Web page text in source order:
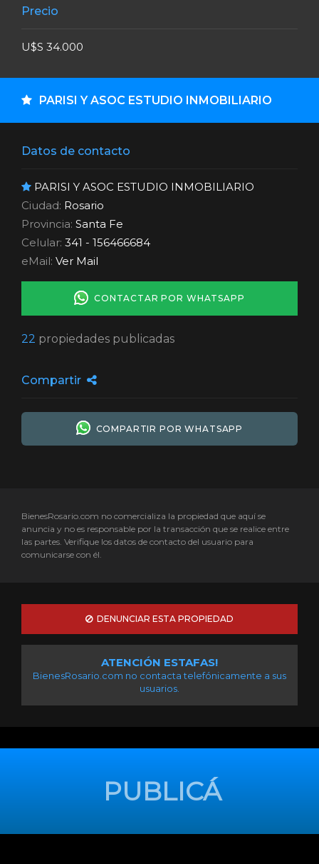
Precio
U$S 34.000
PARISI Y ASOC ESTUDIO INMOBILIARIO
Datos de contacto
PARISI Y ASOC ESTUDIO INMOBILIARIO
Ciudad: Rosario
Provincia: Santa Fe
Celular: 341 - 156466684
eMail: Ver Mail
CONTACTAR POR WHATSAPP
22 propiedades publicadas
Compartir
COMPARTIR POR WHATSAPP
BienesRosario.com no comercializa la propiedad que aquí se
anuncia y no es responsable por la transacción que se realice entre
las partes. Verifique los datos de contacto del usuario para
comunicarse con él.
DENUNCIAR ESTA PROPIEDAD
ATENCIÓN ESTAFAS!
BienesRosario.com no contacta telefónicamente a sus
usuarios.